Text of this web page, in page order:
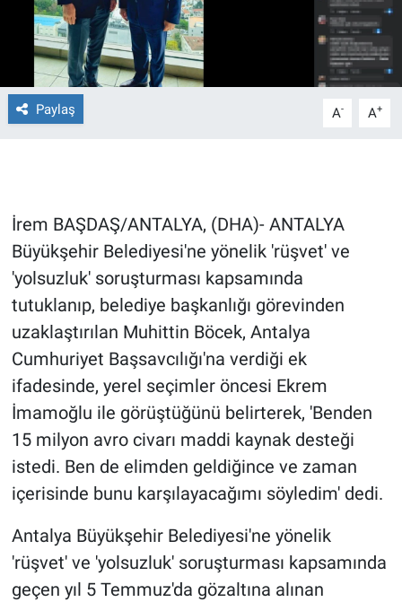
Paylaş A- A+
İrem BAŞDAŞ/ANTALYA, (DHA)- ANTALYA
Büyükşehir Belediyesi'ne yönelik 'rüşvet' ve
'yolsuzluk' soruşturması kapsamında
tutuklanıp, belediye başkanlığı görevinden
uzaklaştırılan Muhittin Böcek, Antalya
Cumhuriyet Başsavcılığı'na verdiği ek
ifadesinde, yerel seçimler öncesi Ekrem
İmamoğlu ile görüştüğünü belirterek, 'Benden
15 milyon avro civarı maddi kaynak desteği
istedi. Ben de elimden geldiğince ve zaman
içerisinde bunu karşılayacağımı söyledim' dedi.
Antalya Büyükşehir Belediyesi'ne yönelik
'rüşvet' ve 'yolsuzluk' soruşturması kapsamında
geçen yıl 5 Temmuz'da gözaltına alınan
Eğlence
Ekonomi
Forum
Gün Bitiyor
Gündem Özel
Günün görüntüsü
Haber
İlan
Koronavirüs